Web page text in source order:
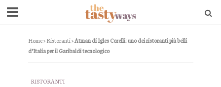
Home»Ristoranti»Atman di Igles Corelli: uno dei ristoranti più belli
d’Italia per il Garibaldi tecnologico
RISTORANTI